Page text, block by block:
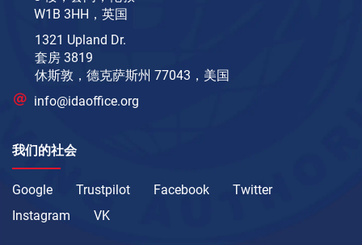
W1B 3HH，英国
1321 Upland Dr.
套房 3819
休斯敦，德克萨斯州 77043，美国
info@idaoffice.org
我们的社会
Google Trustpilot Facebook
Twitter
Instagram
VK